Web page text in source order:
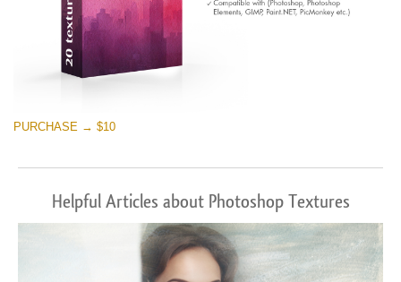
PURCHASE → $10
Helpful Articles about Photoshop Textures